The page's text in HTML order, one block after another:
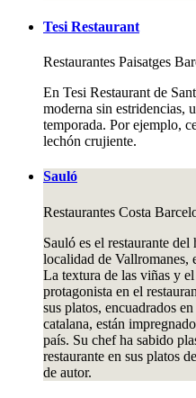
Tesi Restaurant
Restaurantes Paisatges
En Tesi Restaurant de
moderna sin estridencias,
temporada. Por ejemplo,
lechón crujiente.
Sauló
Restaurantes Costa
Sauló es el restaurante
localidad de Vallromanes,
La textura de las viñas y
protagonista en el
sus platos, encuadrados
catalana, están
país. Su chef ha sabido
restaurante en sus platos
de autor.